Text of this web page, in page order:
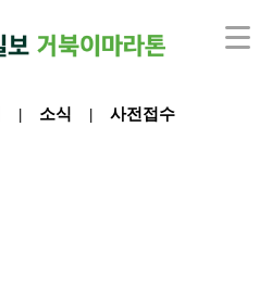
소식 사전접수